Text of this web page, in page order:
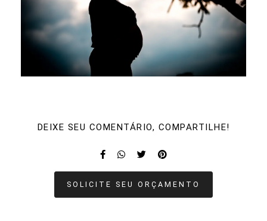
DEIXE SEU COMENTÁRIO, COMPARTILHE!
SOLICITE SEU ORÇAMENTO